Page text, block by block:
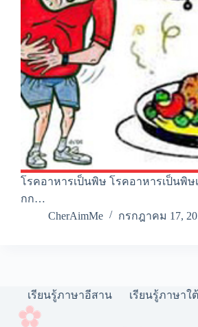
โรคอาหารเป็นพิษ โรคอาหารเป็นพิษ
กก…
CherAimMe
กรกฎาคม 17,
เรียนรู้ภาษาอีสาน เรียนรู้ภาษาใต้